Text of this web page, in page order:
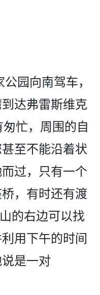
园向南驾车，
达弗雷斯维克
忙，周围的自
至不能沿着状
过，只有一个
，有时还­有渡
的右边可以找
用下午的时间
是一对